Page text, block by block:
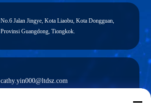
No.6 Jalan Jingye, Kota Liaobu, Kota Dongguan,
Provinsi Guangdong, Tiongkok.
cathy.yin000@ltdsz.com